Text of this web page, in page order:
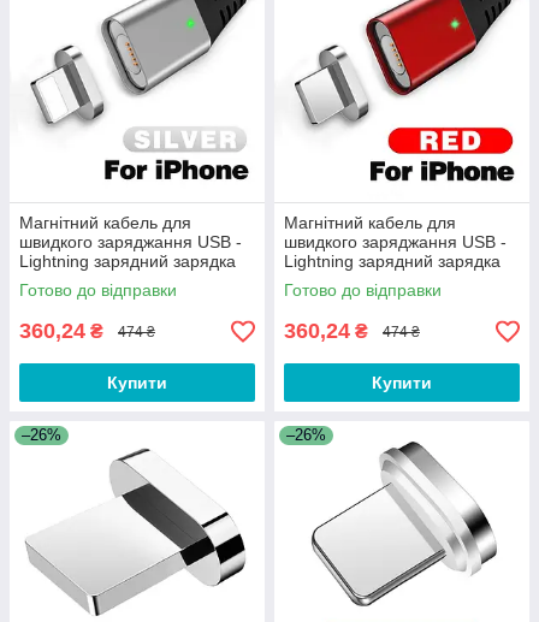
Магнітний кабель для
швидкого заряджання USB -
Lightning зарядний зарядка
провід шнур iPhone айфон
лайтнінг K2S
Готово до відправки
360,24 ₴ 474 ₴
Купити
Магнітний кабель для
швидкого заряджання USB -
Lightning зарядний зарядка
провід шнур iPhone айфон
лайтнінг K2R
Готово до відправки
360,24 ₴ 474 ₴
Купити
–26% –26%